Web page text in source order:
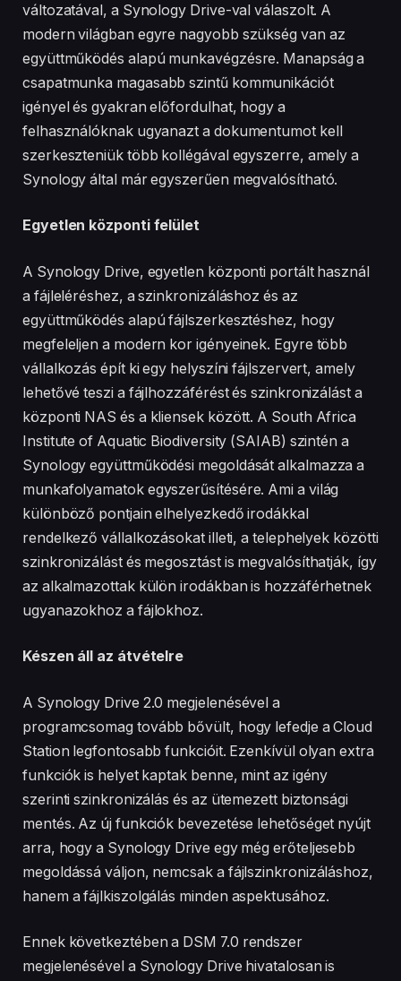
változatával, a Synology Drive-val válaszolt. A
modern világban egyre nagyobb szükség van az
együttműködés alapú munkavégzésre. Manapság a
csapatmunka magasabb szintű kommunikációt
igényel és gyakran előfordulhat, hogy a
felhasználóknak ugyanazt a dokumentumot kell
szerkeszteniük több kollégával egyszerre, amely a
Synology által már egyszerűen megvalósítható.
Egyetlen központi felület
A Synology Drive, egyetlen központi portált használ
a fájleléréshez, a szinkronizáláshoz és az
együttműködés alapú fájlszerkesztéshez, hogy
megfeleljen a modern kor igényeinek. Egyre több
vállalkozás épít ki egy helyszíni fájlszervert, amely
lehetővé teszi a fájlhozzáférést és szinkronizálást a
központi NAS és a kliensek között. A South Africa
Institute of Aquatic Biodiversity (SAIAB) szintén a
Synology együttműködési megoldását alkalmazza a
munkafolyamatok egyszerűsítésére. Ami a világ
különböző pontjain elhelyezkedő irodákkal
rendelkező vállalkozásokat illeti, a telephelyek közötti
szinkronizálást és megosztást is megvalósíthatják, így
az alkalmazottak külön irodákban is hozzáférhetnek
ugyanazokhoz a fájlokhoz.
Készen áll az átvételre
A Synology Drive 2.0 megjelenésével a
programcsomag tovább bővült, hogy lefedje a Cloud
Station legfontosabb funkcióit. Ezenkívül olyan extra
funkciók is helyet kaptak benne, mint az igény
szerinti szinkronizálás és az ütemezett biztonsági
mentés. Az új funkciók bevezetése lehetőséget nyújt
arra, hogy a Synology Drive egy még erőteljesebb
megoldássá váljon, nemcsak a fájlszinkronizáláshoz,
hanem a fájlkiszolgálás minden aspektusához.
Ennek következtében a DSM 7.0 rendszer
megjelenésével a Synology Drive hivatalosan is